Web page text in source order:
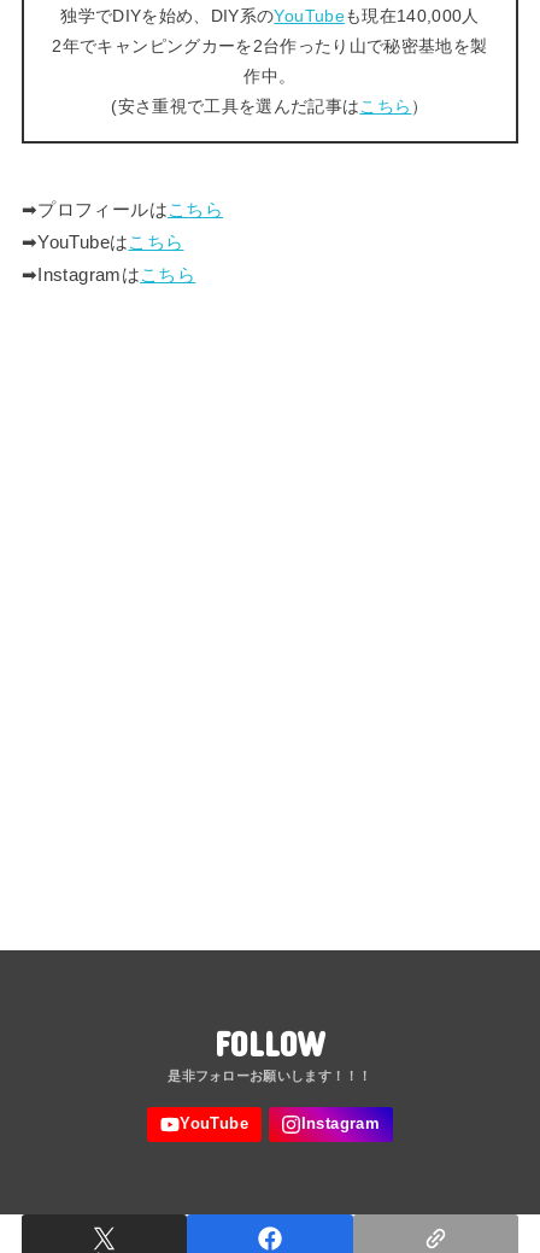
独学でDIYを始め、DIY系のYouTubeも現在140,000人
2年でキャンピングカーを2台作ったり山で秘密基地を製
作中。
(安さ重視で工具を選んだ記事はこちら ）
➡︎プロフィールはこちら
➡︎YouTubeはこちら
➡︎Instagramはこちら
FOLLOW